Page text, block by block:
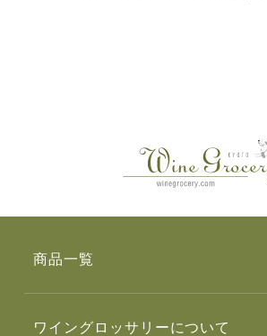
商品一覧
ワイングロッサリーについて